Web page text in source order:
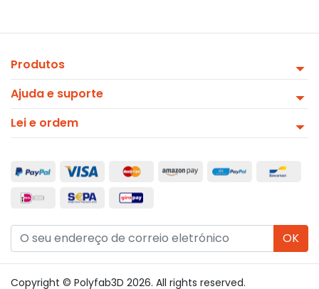
Produtos
Ajuda e suporte
Lei e ordem
OK
Copyright © Polyfab3D 2026. All rights reserved.